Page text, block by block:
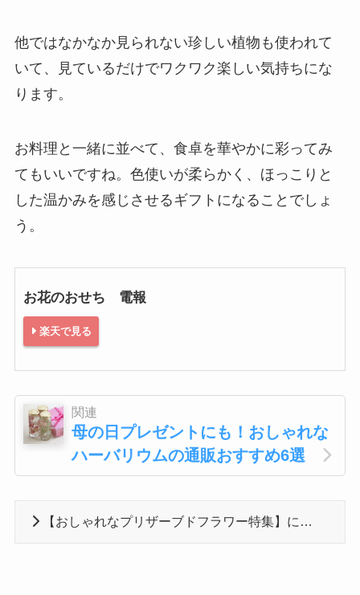
他ではなかなか見られない珍しい植物も使われて
いて、見ているだけでワクワク楽しい気持ちにな
ります。
お料理と一緒に並べて、食卓を華やかに彩ってみ
てもいいですね。色使いが柔らかく、ほっこりと
した温かみを感じさせるギフトになることでしょ
う。
お花のおせち 電報
楽天で見る
関連
母の日プレゼントにも！おしゃれな
ハーバリウムの通販おすすめ6選
【おしゃれなプリザーブドフラワー特集】に戻る